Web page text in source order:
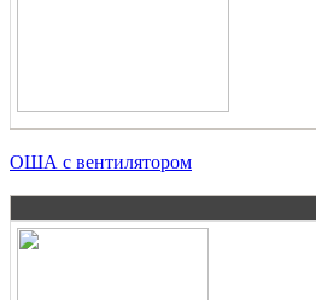
ОША с вентилятором